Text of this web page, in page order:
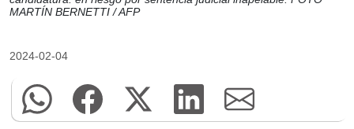
MARTÍN BERNETTI / AFP
2024-02-04